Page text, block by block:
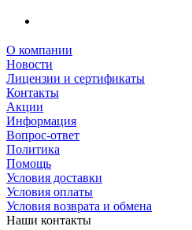
О компании
Новости
Лицензии и сертификаты
Контакты
Акции
Информация
Вопрос-ответ
Политика
Помощь
Условия доставки
Условия оплаты
Условия возврата и обмена
Наши контакты